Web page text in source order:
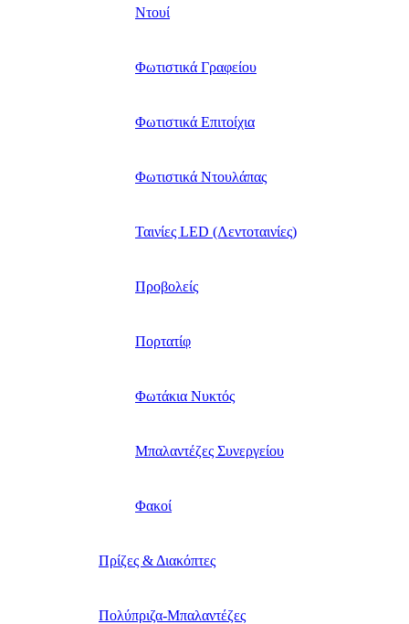
Ντουί
Φωτιστικά Γραφείου
Φωτιστικά Επιτοίχια
Φωτιστικά Ντουλάπας
Ταινίες LED (Λεντοταινίες)
Προβολείς
Πορτατίφ
Φωτάκια Νυκτός
Μπαλαντέζες Συνεργείου
Φακοί
Πρίζες & Διακόπτες
Πολύπριζα-Μπαλαντέζες